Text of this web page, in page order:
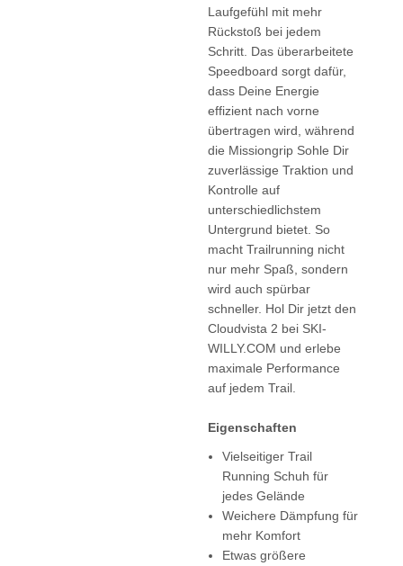
Laufgefühl mit mehr
Rückstoß bei jedem
Schritt. Das überarbeitete
Speedboard sorgt dafür,
dass Deine Energie
effizient nach vorne
übertragen wird, während
die Missiongrip Sohle Dir
zuverlässige Traktion und
Kontrolle auf
unterschiedlichstem
Untergrund bietet. So
macht Trailrunning nicht
nur mehr Spaß, sondern
wird auch spürbar
schneller. Hol Dir jetzt den
Cloudvista 2 bei SKI-
WILLY.COM und erlebe
maximale Performance
auf jedem Trail.
Eigenschaften
Vielseitiger Trail
Running Schuh für
jedes Gelände
Weichere Dämpfung für
mehr Komfort
Etwas größere